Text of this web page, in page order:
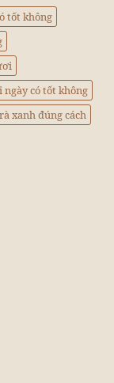
tốt không
có tốt không
xanh đúng cách